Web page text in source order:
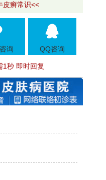
皮癣常识<<
询 QQ咨询
1秒 即时回复